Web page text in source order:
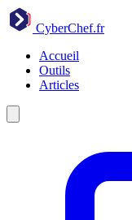
CyberChef.fr
Accueil
Outils
Articles